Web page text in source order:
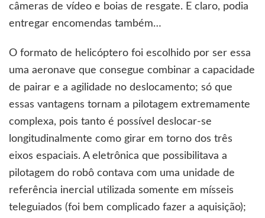
câmeras de vídeo e boias de resgate. E claro, podia
entregar encomendas também…
O formato de helicóptero foi escolhido por ser essa
uma aeronave que consegue combinar a capacidade
de pairar e a agilidade no deslocamento; só que
essas vantagens tornam a pilotagem extremamente
complexa, pois tanto é possível deslocar-se
longitudinalmente como girar em torno dos três
eixos espaciais. A eletrônica que possibilitava a
pilotagem do robô contava com uma unidade de
referência inercial utilizada somente em mísseis
teleguiados (foi bem complicado fazer a aquisição);